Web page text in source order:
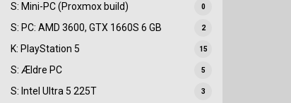
S: Mini-PC (Proxmox build) 0
S: PC: AMD 3600, GTX 1660S 6 GB 2
K: PlayStation 5 15
S: Ældre PC 5
S: Intel Ultra 5 225T 3